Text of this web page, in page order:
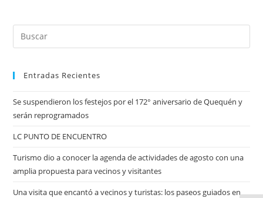
Entradas Recientes
Se suspendieron los festejos por el 172° aniversario de Quequén y
serán reprogramados
LC PUNTO DE ENCUENTRO
Turismo dio a conocer la agenda de actividades de agosto con una
amplia propuesta para vecinos y visitantes
Una visita que encantó a vecinos y turistas: los paseos guiados en